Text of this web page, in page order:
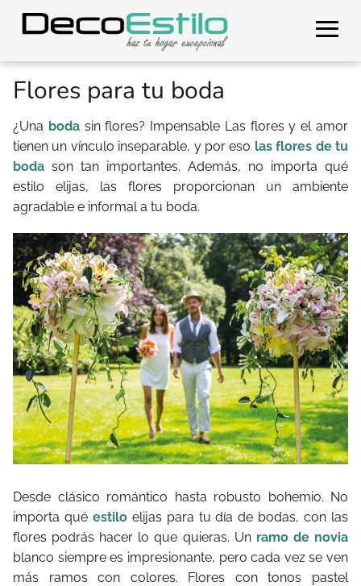
Flores para tu boda
¿Una bodasin flores? Impensable Las flores y el amor
tienen un vínculo inseparable, y por eso las flores de tu
boda son tan importantes. Además, no importa qué
estilo elijas, las flores proporcionan un ambiente
agradable e informal a tu boda.
Desde clásico romántico hasta robusto bohemio. No
importa qué estiloelijas para tu día de bodas, con las
flores podrás hacer lo que quieras. Un ramo de novia
blanco siempre es impresionante, pero cada vez se ven
más ramos con colores. Flores con tonos pastel